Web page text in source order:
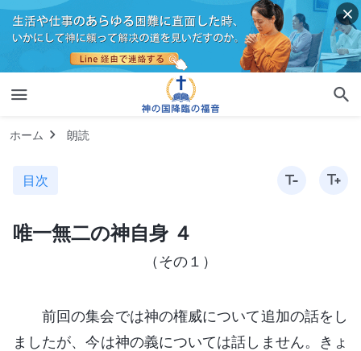
ホーム 朗読
目次
唯一無二の神自身 ４
（その１）
前回の集会では神の権威について追加の話をし
ましたが、今は神の義については話しません。きょ